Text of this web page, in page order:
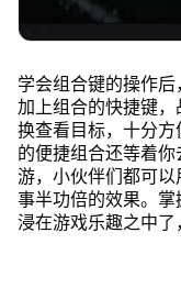
学会组合键的操作
加上组合的快捷键
换查看目标，十分
的便捷组合还等着
游，小伙伴们都可以
事半功倍的效果。
浸在游戏乐趣之中了